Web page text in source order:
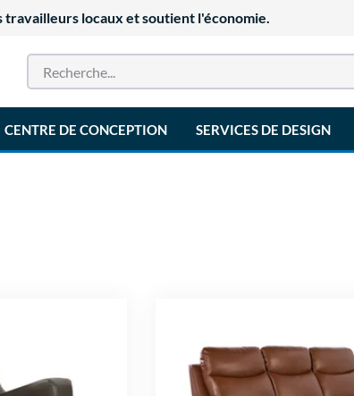
travailleurs locaux et soutient l'économie.
CENTRE DE CONCEPTION SERVICES DE DESIGN